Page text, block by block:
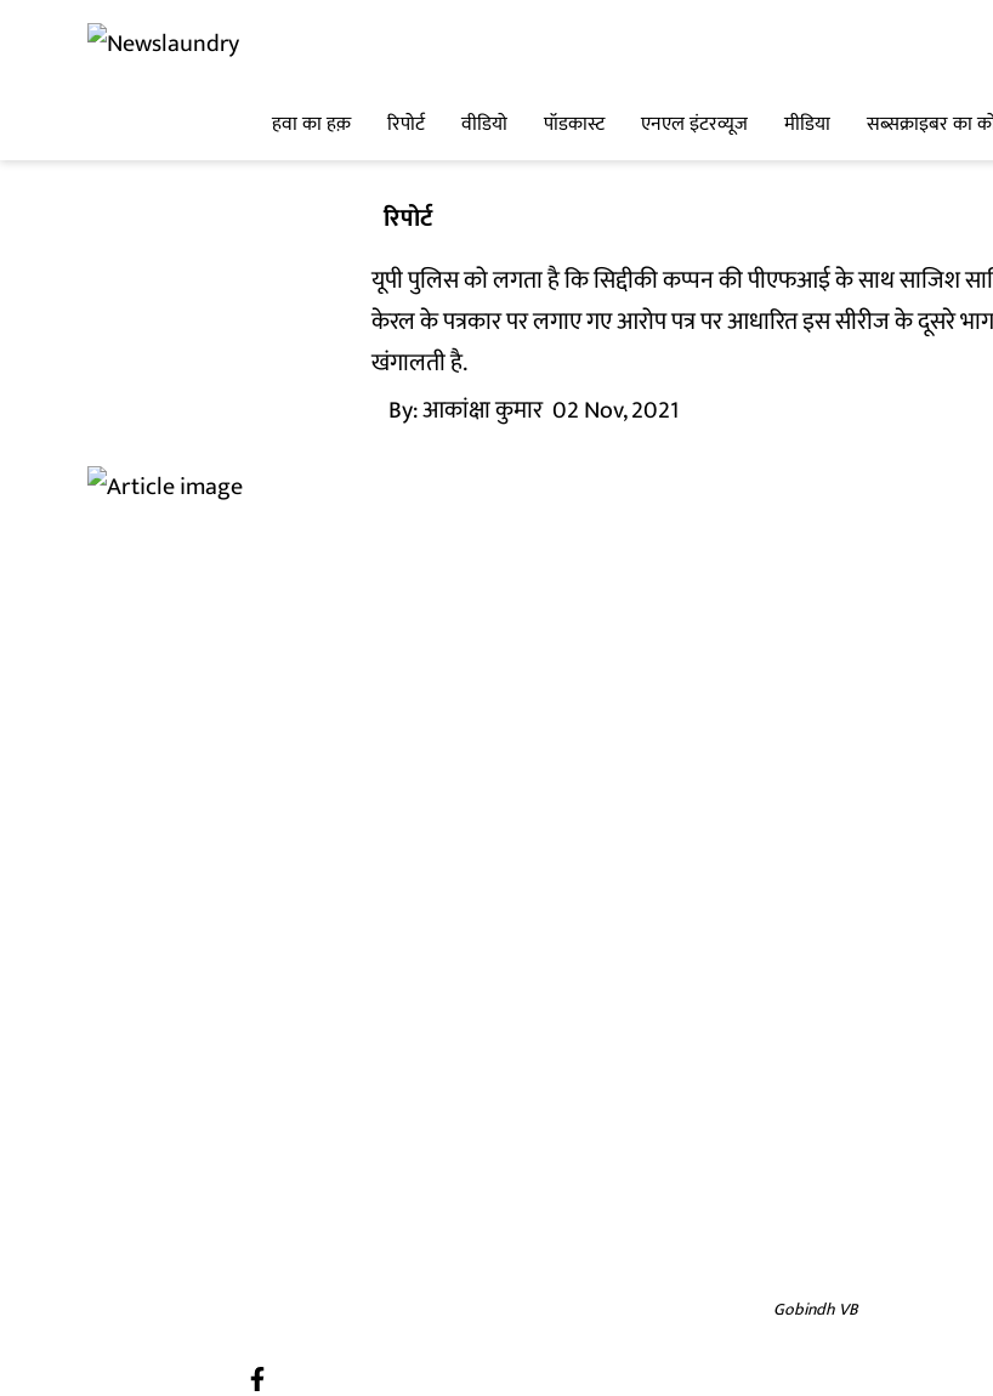
हवा का हक़ रिपोर्ट वीडियो पॉडकास्ट एनएल इंटरव्यूज मीडिया सब्सक्राइबर का
रिपोर्ट
यूपी पुलिस को लगता है कि सिद्दीकी कप्पन की पीएफआई के साथ साजिश
केरल के पत्रकार पर लगाए गए आरोप पत्र पर आधारित इस सीरीज के दूसरे
खंगालती है.
By:आकांक्षा कुमार 02 Nov, 2021
Gobindh VB